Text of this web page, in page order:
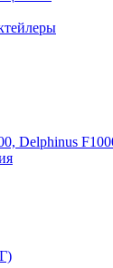
Delphinus